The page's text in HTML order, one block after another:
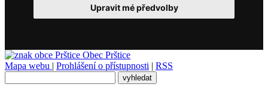
Upravit mé předvolby
Obec Prštice
Mapa webu | Prohlášení o přístupnosti | RSS